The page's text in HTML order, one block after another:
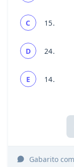
C 15.
D 24.
E 14.
Gabarito